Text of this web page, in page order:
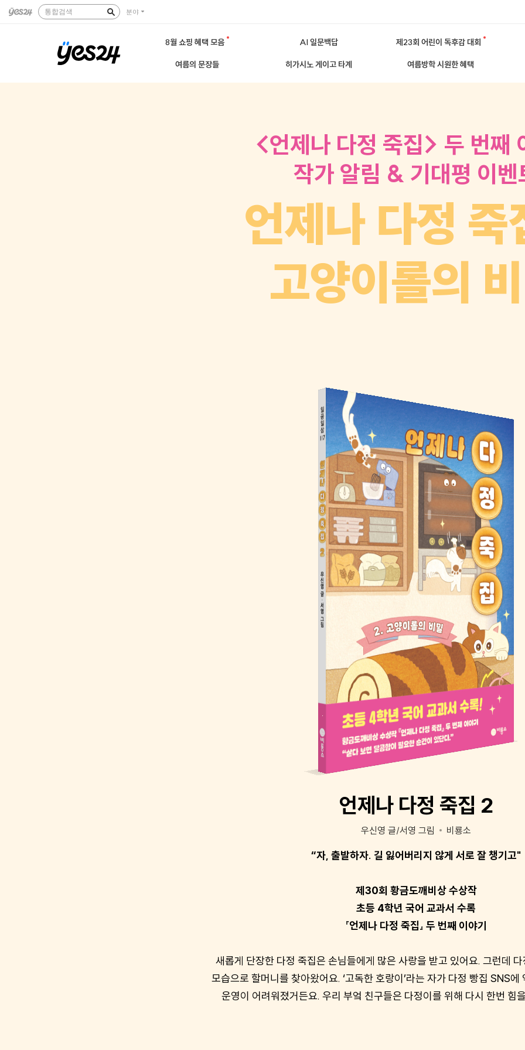
통합검색 분야
8월 쇼핑 혜택 모음 AI 일문백답 제23회 어린이 독후감 대회
여름의 문장들 히가시노 게이고 타계 여름방학 시원한 혜택
<언제나 다정 죽집> 두 번째
작가 알림 & 기대평 이벤
언제나 다정
고양이롤의
언제나 다정 죽집 2
우신영 글/서영 그림 비룡소
“자, 출발하자. 길 잃어버리지 않게 서로 잘 챙기고"
제30회 황금도깨비상 수상작
초등 4학년 국어 교과서 수록
『언제나 다정 죽집』 두 번째 이야기
새롭게 단장한 다정 죽집은 손님들에게 많은 사랑을 받고 있어요. 그런데
모습으로 할머니를 찾아왔어요. ‘고독한 호랑이’라는 자가 다정 빵집 SNS
운영이 어려워졌거든요. 우리 부엌 친구들은 다정이를 위해 다시 한번 힘